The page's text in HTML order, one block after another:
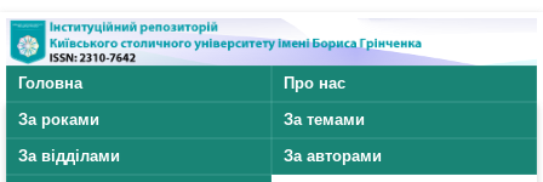
Головна
Про нас
За роками
За темами
За відділами
За авторами